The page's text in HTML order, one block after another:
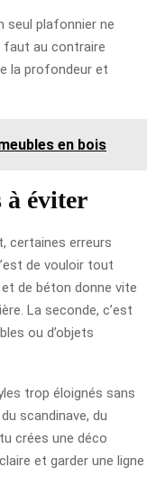
seul plafonnier ne
faut au contraire
la profondeur et
en bois
à éviter
certaines erreurs
de vouloir tout
de béton donne vite
La seconde, c’est
ou d’objets
trop éloignés sans
scandinave, du
crées une déco
et garder une ligne